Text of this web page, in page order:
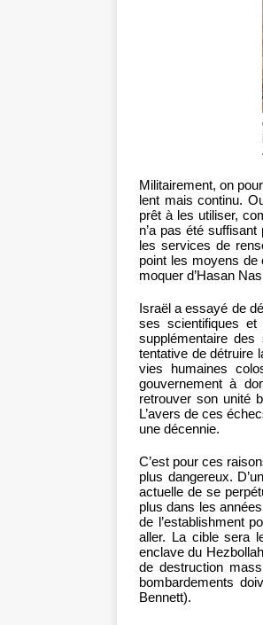
Militairement, on
lent mais continu.
prêt à les utiliser,
n’a pas été
les services de
point les moyens de
moquer d’Hasan
Israël a essayé de
ses scientifiques et
supplémentaire
tentative de détruire
vies humaines
gouvernement à
retrouver son unité
L’avers de ces
une décennie.
C’est pour ces
plus dangereux.
actuelle de se
plus dans les
de l’establishment
aller. La cible sera
enclave du
de destruction
bombardements
Bennett).